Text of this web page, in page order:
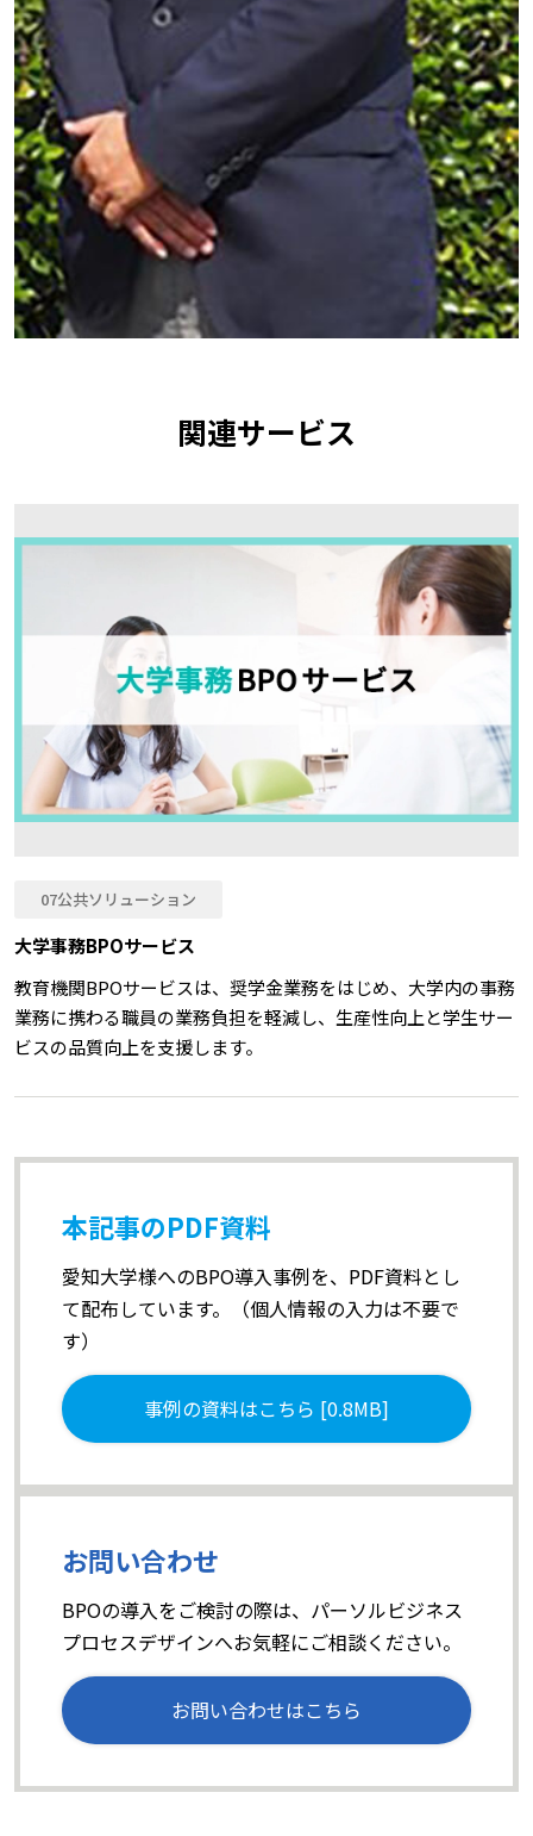
関連サービス
07公共ソリューション
大学事務BPOサービス
教育機関BPOサービスは、奨学金業務をはじめ、⼤学内の事務
業務に携わる職員の業務負担を軽減し、生産性向上と学生サー
ビスの品質向上を支援します。
本記事のPDF資料
愛知大学様へのBPO導入事例を、PDF資料とし
て配布しています。（個人情報の入力は不要で
す）
事例の資料はこちら [0.8MB]
お問い合わせ
BPOの導入をご検討の際は、パーソルビジネス
プロセスデザインへお気軽にご相談ください。
お問い合わせはこちら